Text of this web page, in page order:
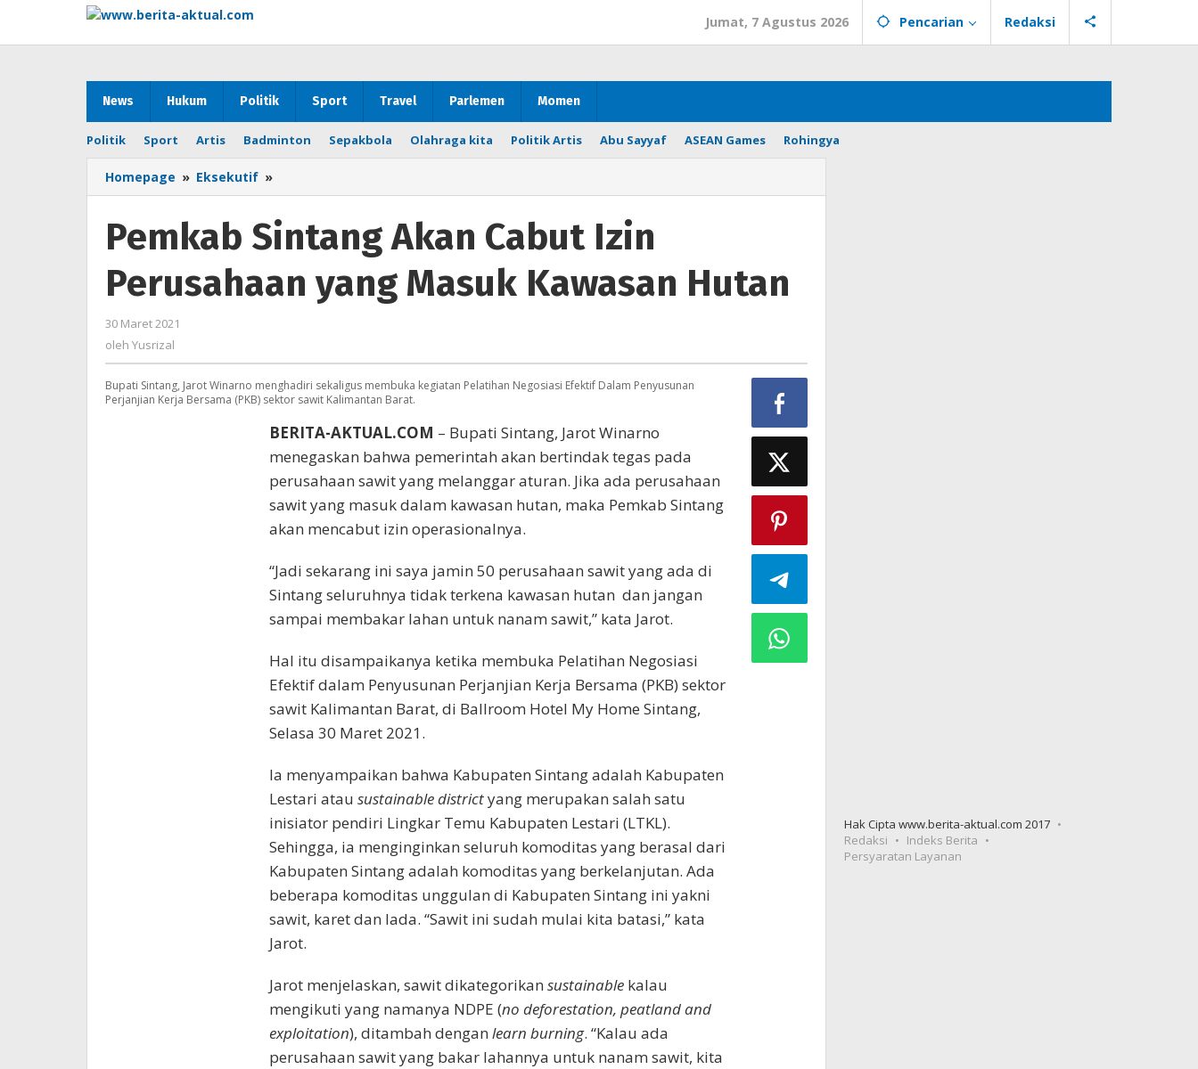
konten
Jumat, 7 Agustus 2026 Pencarian Redaksi
News Hukum Politik Sport Travel Parlemen Momen
Politik Sport Artis Badminton Sepakbola Olahraga kita Politik Artis Abu Sayyaf ASEAN Games Rohingya
Homepage » Eksekutif »
Sintang
Cabut
Izin
yang
Masuk
Pemkab Sintang Akan Cabut Izin
Perusahaan yang Masuk Kawasan Hutan
30 Maret 2021
oleh Yusrizal
Bupati Sintang, Jarot Winarno menghadiri sekaligus membuka kegiatan Pelatihan Negosiasi Efektif Dalam Penyusunan
Perjanjian Kerja Bersama (PKB) sektor sawit Kalimantan Barat.
BERITA-AKTUAL.COM – Bupati Sintang, Jarot Winarno
menegaskan bahwa pemerintah akan bertindak tegas pada
perusahaan sawit yang melanggar aturan. Jika ada perusahaan
sawit yang masuk dalam kawasan hutan, maka Pemkab Sintang
akan mencabut izin operasionalnya.
“Jadi sekarang ini saya jamin 50 perusahaan sawit yang ada di
Sintang seluruhnya tidak terkena kawasan hutan dan jangan
sampai membakar lahan untuk nanam sawit,” kata Jarot.
Hal itu disampaikanya ketika membuka Pelatihan Negosiasi
Efektif dalam Penyusunan Perjanjian Kerja Bersama (PKB) sektor
sawit Kalimantan Barat, di Ballroom Hotel My Home Sintang,
Selasa 30 Maret 2021.
Ia menyampaikan bahwa Kabupaten Sintang adalah Kabupaten
Lestari atau sustainable districtyang merupakan salah satu
inisiator pendiri Lingkar Temu Kabupaten Lestari (LTKL).
Sehingga, ia menginginkan seluruh komoditas yang berasal dari
Kabupaten Sintang adalah komoditas yang berkelanjutan. Ada
beberapa komoditas unggulan di Kabupaten Sintang ini yakni
sawit, karet dan lada. “Sawit ini sudah mulai kita batasi,” kata
Jarot.
Jarot menjelaskan, sawit dikategorikan sustainablekalau
mengikuti yang namanya NDPE (no deforestation, peatland and
exploitation), ditambah dengan learn burning. “Kalau ada
perusahaan sawit yang bakar lahannya untuk nanam sawit, kita
Hak Cipta www.berita-aktual.com 2017
Redaksi
Indeks Berita
Persyaratan Layanan